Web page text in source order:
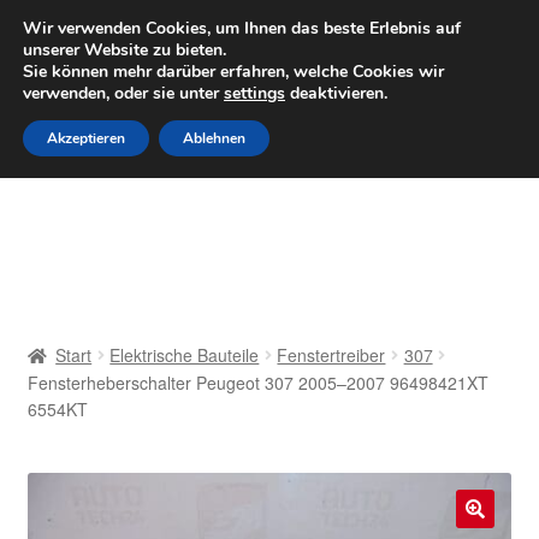
LIEFERUNG ab 6 EUR
Mo–Fr 9–16 Uhr · 0175 7465658
Zur
Navigation
springen
Zum
Inhalt
springen
Beschwerdeordnung
Impressum
Start Elektrische Bauteile Fenstertreiber
307
Fensterheberschalter Peugeot 307 2005–2007 96498421XT
6554KT
Wir verwenden Cookies, um Ihnen das beste Erlebnis auf
unserer Website zu bieten.
Sie können mehr darüber erfahren, welche Cookies wir
verwenden, oder sie untersettings deaktivieren.
Akzeptieren Ablehnen